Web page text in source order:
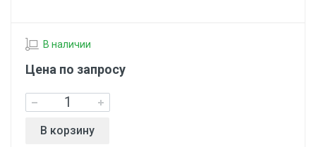
В наличии
Цена по запросу
В корзину